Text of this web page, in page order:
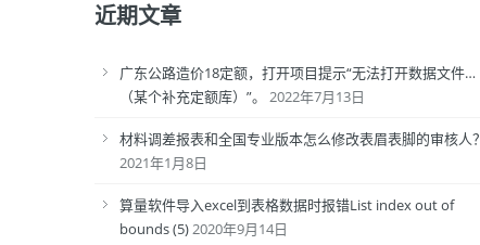
近期文章
广东公路造价18定额，打开项目提示“无法打开数据文件…
（某个补充定额库）”。
2022年7月13日
材料调差报表和全国专业版本怎么修改表眉表脚的审核人？
2021年1月8日
算量软件导入excel到表格数据时报错List index out of
bounds (5)2020年9月14日